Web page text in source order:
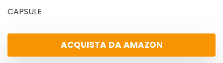
CAPSULE
ACQUISTA DA AMAZON